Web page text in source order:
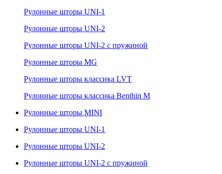
Рулонные шторы UNI-1
Рулонные шторы UNI-2
Рулонные шторы UNI-2 с пружиной
Рулонные шторы MG
Рулонные шторы классика LVT
Рулонные шторы классика Benthin M
Рулонные шторы MINI
Рулонные шторы UNI-1
Рулонные шторы UNI-2
Рулонные шторы UNI-2 с пружиной